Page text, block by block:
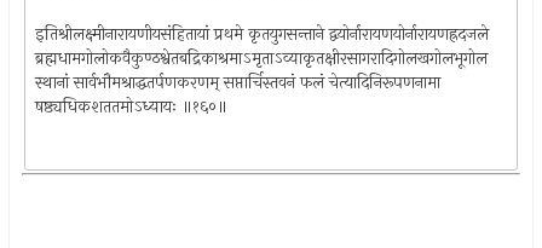
इतिश्रीलक्ष्मीनारायणीयसंहितायां प्रथमे कृतयुगसन्ताने द्वयोर्नारायणयोर्नारायणह्रदजले
ब्रह्मधामगोलोकवैकुण्ठश्वेतबद्रिकाश्रमाऽमृताऽव्याकृतक्षीरसागरादिगोलखगोलभूगोल
स्थानां सार्वभौमश्राद्धतर्पणकरणम् सप्तार्चिस्तवनं फलं चेत्यादिनिरूपणनामा
षष्ठ्यधिकशततमोऽध्यायः ॥१६०॥